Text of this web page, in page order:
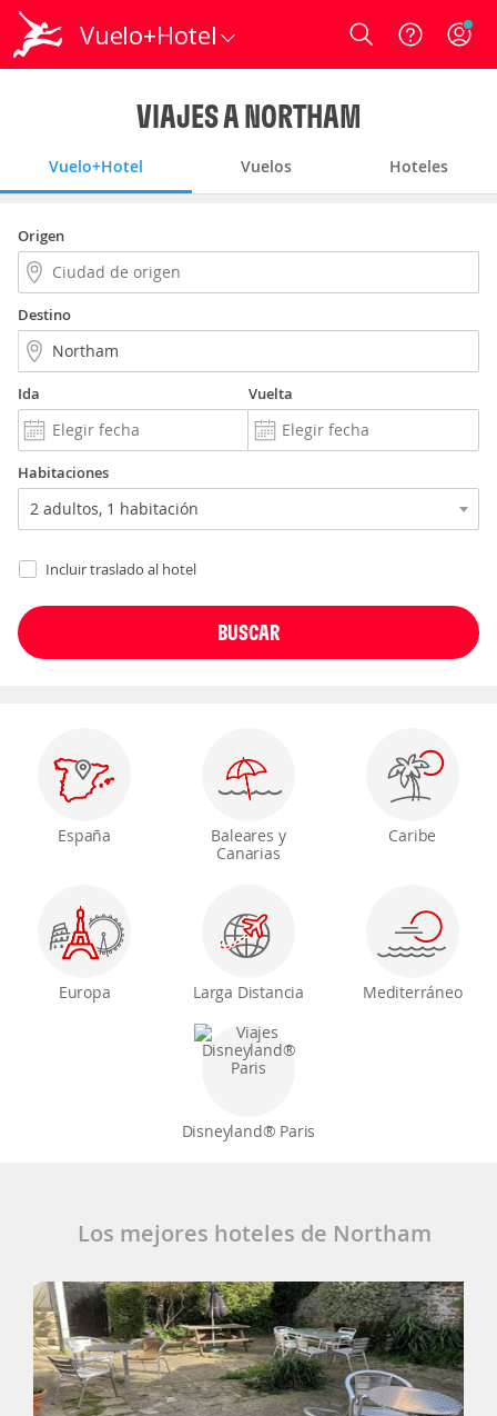
Vuelo+Hotel Login
VIAJES A NORTHAM
Vuelo+Hotel Vuelos Hoteles
Origen
Destino
Ida Vuelta
Habitaciones
Incluir traslado al hotel
España
Baleares y
Canarias
Caribe
Europa Larga Distancia Mediterráneo
Disneyland® Paris
Los mejores hoteles de Northam